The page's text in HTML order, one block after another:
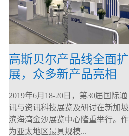
高斯贝尔产品线全面扩
展，众多新产品亮相
CommunicAsia 2019
2019年6月18-20日，第30届国际通
讯与资讯科技展览及研讨在新加坡
滨海湾金沙展览中心隆重举行。作
为亚太地区最具规模...